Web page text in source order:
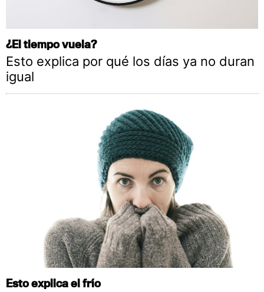
¿El tiempo vuela?
Esto explica por qué los días ya no duran
igual
Esto explica el frío